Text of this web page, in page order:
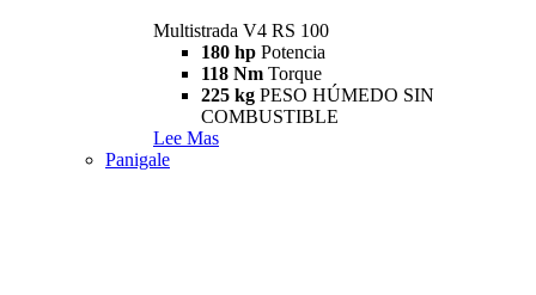
Multistrada V4 RS 100
180 hp Potencia
118 Nm Torque
225 kg PESO HÚMEDO SIN
COMBUSTIBLE
Lee Mas
Panigale